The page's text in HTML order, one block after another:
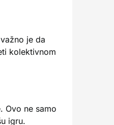
je da
kolektivnom
Ovo ne samo
igru.